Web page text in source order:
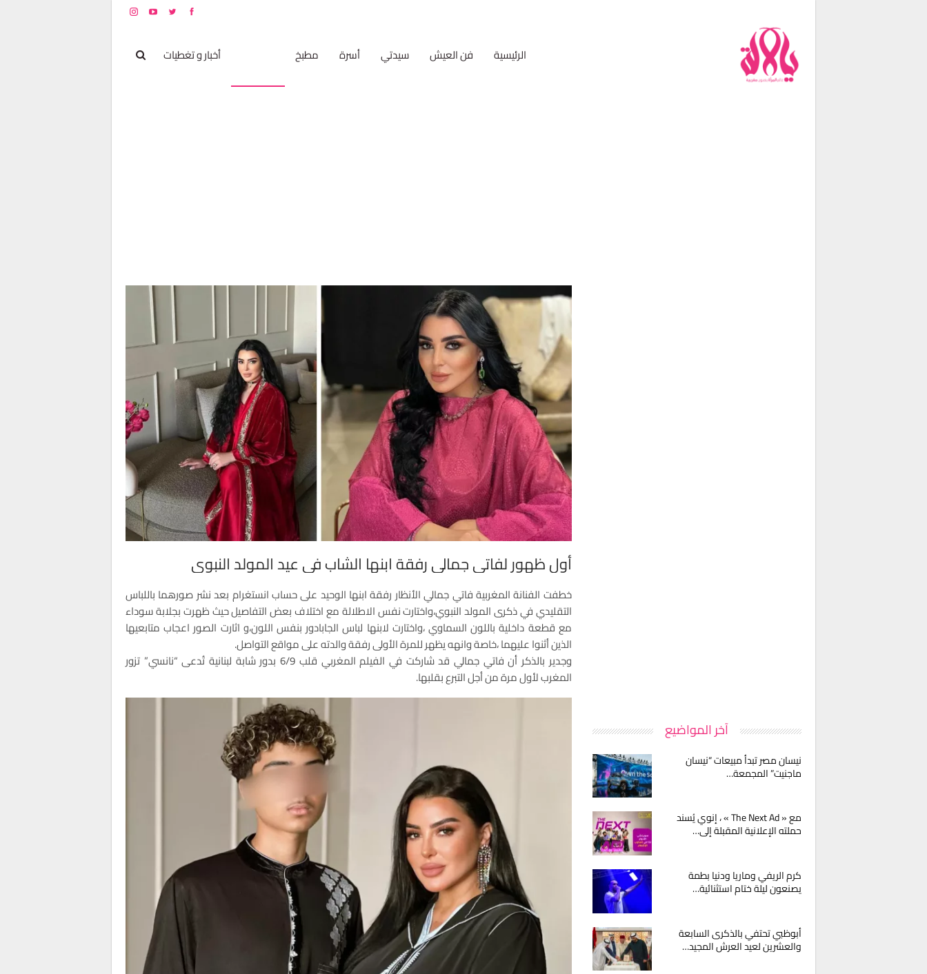
الرئيسية فن العيش سيدتي أسرة مطبخ أخبار و تغطيات
أول ظهور لفاتي جمالي رفقة ابنها الشاب في عيد المولد النبوي
خطفت الفنانة المغربية فاتي جمالي الأنظار رفقة ابنها الوحيد على حساب انستغرام بعد نشر صورهما باللباس
التقليدي في ذكرى المولد النبوي،واختارت نفس الاطلالة مع اختلاف بعض التفاصيل حيث ظهرت بجلابة سوداء
مع قطعة داخلية باللون السماوي ،واختارت لابنها لباس الجابادور بنفس اللون،و اثارت الصور اعجاب متابعيها
الذين أثنوا عليهما ،خاصة وانهه يظهر للمرة الأولى رفقة والدته على مواقع التواصل.
وجدير بالذكر أن فاتي جمالي قد شاركت في الفيلم المغربي قلب 6/9 بدور شابة لبنانية تُدعى “نانسي” تزور
المغرب لأول مرة من أجل التبرع بقلبها.
آخر المواضيع
نيسان مصر تبدأ مبيعات “نيسان
ماجنيت” المجمعة…
مع « The Next Ad » ، إنوي يُسند
حملته الإعلانية المقبلة إلى…
كرم الريفي وماريا ودنيا بطمة
يصنعون ليلة ختام استثنائية…
أبوظبي تحتفي بالذكرى السابعة
والعشرين لعيد العرش المجيد…